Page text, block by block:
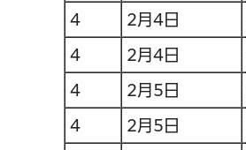
4 2月4日
4 2月4日
4 2月5日
4 2月5日